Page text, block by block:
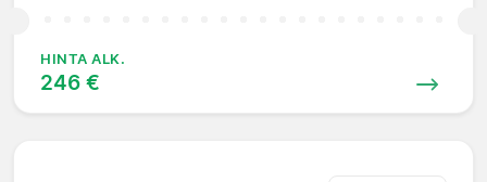
HINTA ALK.
246 €